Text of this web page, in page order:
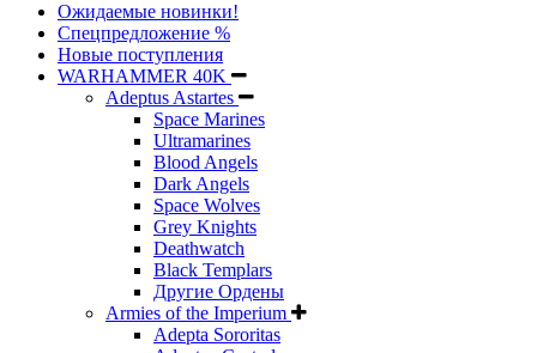
Ожидаемые новинки!
Спецпредложение %
Новые поступления
WARHAMMER 40K
Adeptus Astartes
Space Marines
Ultramarines
Blood Angels
Dark Angels
Space Wolves
Grey Knights
Deathwatch
Black Templars
Другие Ордены
Armies of the Imperium
Adepta Sororitas